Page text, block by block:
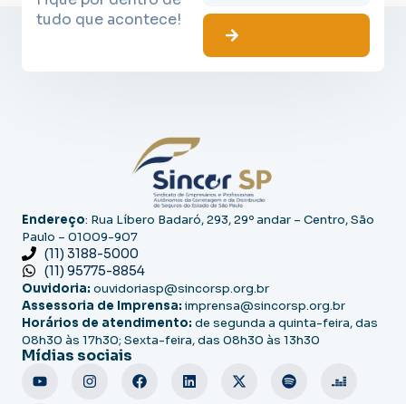
tudo que acontece!
Endereço: Rua Líbero Badaró, 293, 29º andar – Centro, São
Paulo – 01009-907
(11) 3188-5000
(11) 95775-8854
Ouvidoria: ouvidoriasp@sincorsp.org.br
Assessoria de Imprensa: imprensa@sincorsp.org.br
Horários de atendimento: de segunda a quinta-feira, das
08h30 às 17h30; Sexta-feira, das 08h30 às 13h30
Mídias sociais